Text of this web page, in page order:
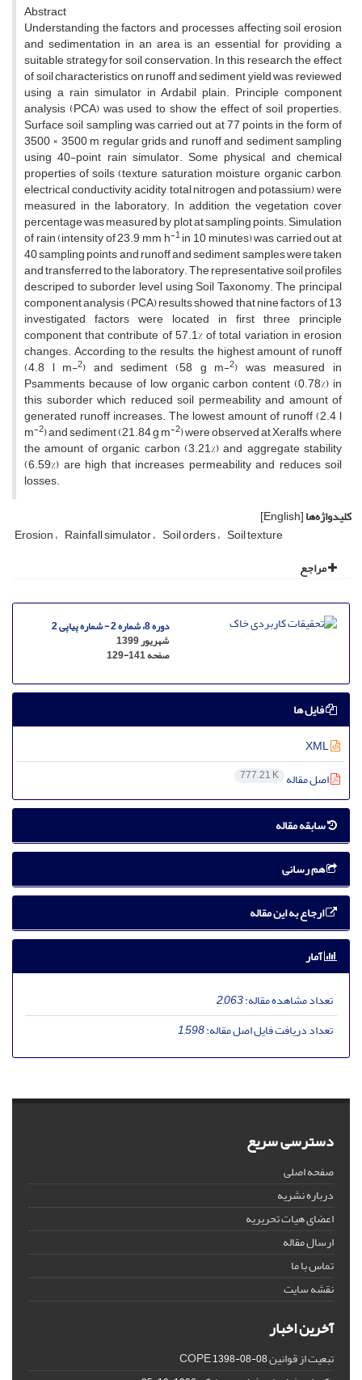
Abstract
Understanding the factors and processes affecting soil erosion
and sedimentation in an area is an essential for providing a
suitable strategy for soil conservation. In this research, the effect
of soil characteristics on runoff and sediment yield was reviewed
using a rain simulator in Ardabil plain. Principle component
analysis (PCA) was used to show the effect of soil properties.
Surface soil sampling was carried out at 77 points in the form of
3500 × 3500 m regular grids and runoff and sediment sampling
using 40-point rain simulator. Some physical and chemical
properties of soils (texture, saturation moisture, organic carbon,
electrical conductivity, acidity, total nitrogen and potassium) were
measured in the laboratory. In addition, the vegetation cover
percentage was measured by plot at sampling points. Simulation
of rain (intensity of 23.9 mm h-1in 10 minutes) was carried out at
40 sampling points and runoff and sediment samples were taken
and transferred to the laboratory. The representative soil profiles
descriped to suborder level using Soil Taxonomy. The principal
component analysis (PCA) results showed that nine factors of 13
investigated factors were located in first three principle
component that contribute of 57.1% of total variation in erosion
changes. According to the results, the highest amount of runoff
(4.8 l m-2) and sediment (58 g m-2) was measured in
Psamments because of low organic carbon content (0.78%) in
this suborder which reduced soil permeability and amount of
generated runoff increases. The lowest amount of runoff (2.4 l
m-2) and sediment (21.84 g m-2) were observed at Xeralfs, where
the amount of organic carbon (3.21%) and aggregate stability
(6.59%) are high that increases permeability and reduces soil
losses.
کلیدواژه‌ها[English]
Erosion Rainfall simulator Soil orders Soil texture
مراجع
دوره 8، شماره 2 - شماره پیاپی 2
شهریور 1399
صفحه129-141
فایل ها
اصل مقاله 777.21 K
سابقه مقاله
هم رسانی
ارجاع به این مقاله
آمار
تعداد مشاهده مقاله:2,063
تعداد دریافت فایل اصل مقاله:1,598
دسترسی سریع
صفحه اصلی
درباره نشریه
اعضای هیات تحریریه
ارسال مقاله
تماس با ما
نقشه سایت
آخرین اخبار
تبعیت از قوانین COPE1398-08-08